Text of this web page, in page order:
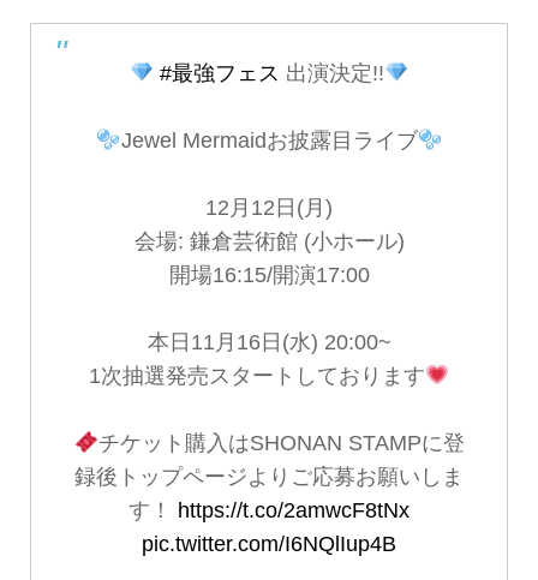
#最強フェス 出演決定!!
Jewel Mermaidお披露目ライブ
12月12日(月)
会場: 鎌倉芸術館 (小ホール)
開場16:15/開演17:00
本日11月16日(水) 20:00~
1次抽選発売スタートしております
チケット購入はSHONAN STAMPに登
録後トップページよりご応募お願いしま
す！ https://t.co/2amwcF8tNx
pic.twitter.com/I6NQlIup4B